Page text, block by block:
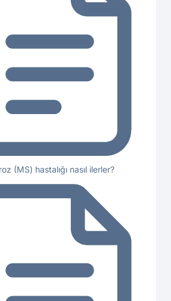
(MS) hastalığı nasıl ilerler?